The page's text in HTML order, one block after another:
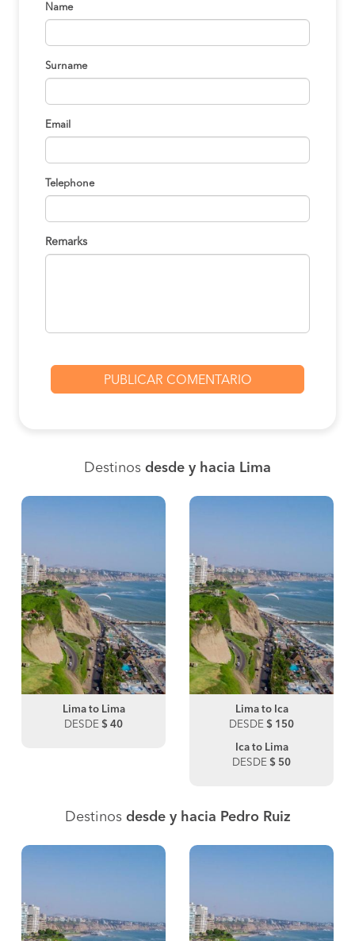
Name
Surname
Email
Telephone
Remarks
Destinos desde y hacia Lima
Lima to Lima
DESDE $ 40
Lima to Ica
DESDE $ 150
Ica to Lima
DESDE $ 50
Destinos desde y hacia Pedro Ruiz